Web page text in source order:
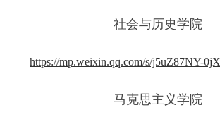
社会与历史学院
https://mp.weixin.qq.com/s/j5uZ87NY-
马克思主义学院